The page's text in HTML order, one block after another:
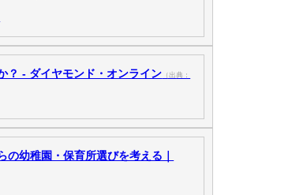
？ - ダイヤモンド・オンライン （出典：
の幼稚園・保育所選びを考える｜